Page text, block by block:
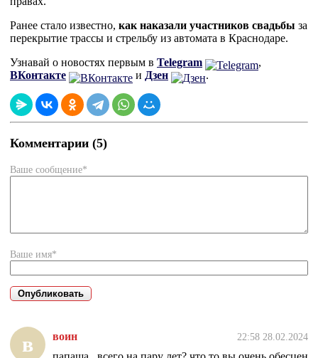
Ранее стало известно, как наказали участников свадьбы за
перекрытие трассы и стрельбу из автомата в Краснодаре.
Узнавай о новостях первым в Telegram
,
ВКонтакте
и Дзен .
Комментарии (5)
Ваше сообщение*
Ваше имя*
в воин 22:58 28.02.2024